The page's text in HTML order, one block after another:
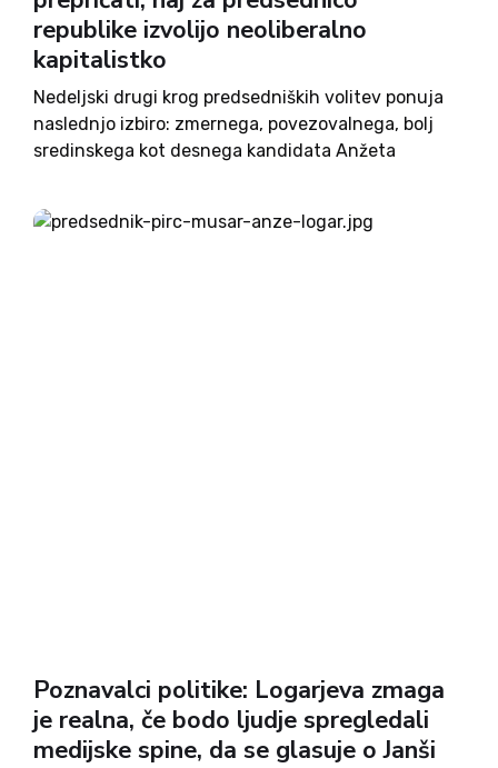
republike izvolijo neoliberalno
kapitalistko
Nedeljski drugi krog predsedniških volitev ponuja
naslednjo izbiro: zmernega, povezovalnega, bolj
sredinskega kot desnega kandidata Anžeta
najlažje označili za neoliberalno kapitalističnega.
Da je Nataša Pirc Musar neoliberalna kapitalistka,
Poznavalci politike: Logarjeva zmaga
je realna, če bodo ljudje spregledali
medijske spine, da se glasuje o Janši